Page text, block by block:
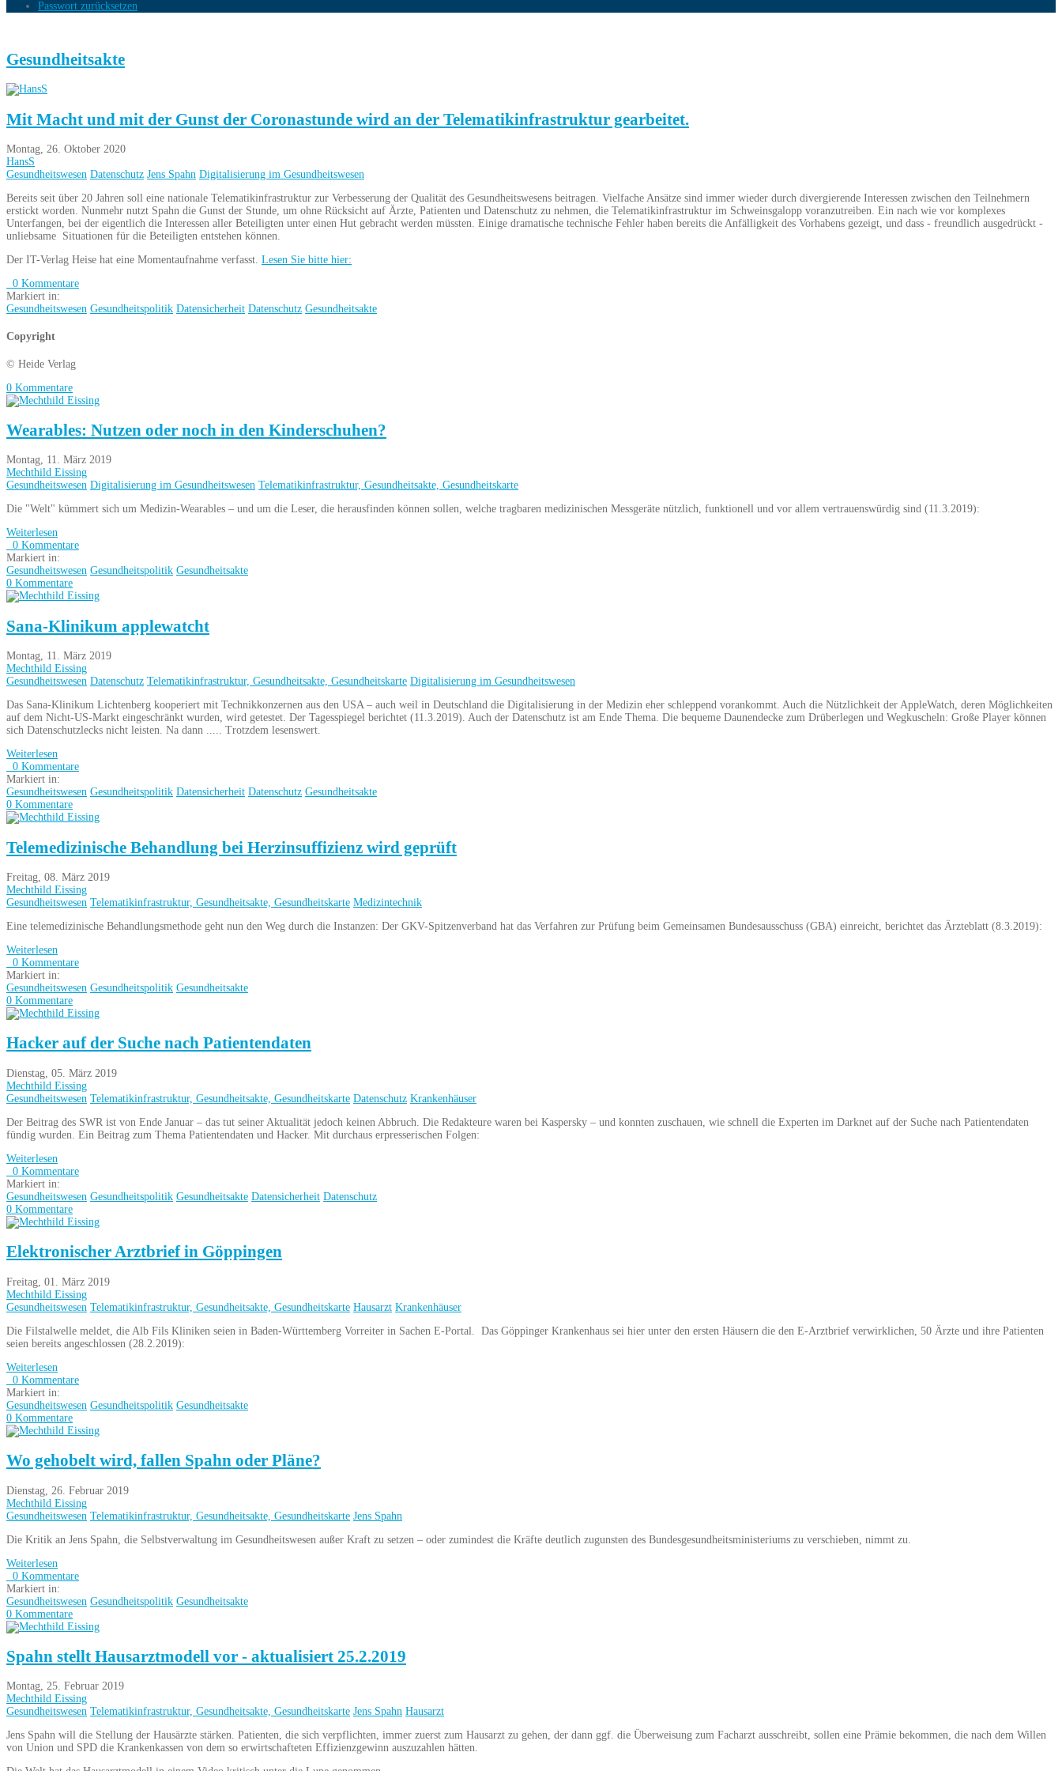
Passwort zurücksetzen
Gesundheitsakte
Mit Macht und mit der Gunst der Coronastunde wird an der Telematikinfrastruktur gearbeitet.
Montag, 26. Oktober 2020
HansS
Gesundheitswesen Datenschutz Jens Spahn Digitalisierung im Gesundheitswesen
Bereits seit über 20 Jahren soll eine nationale Telematikinfrastruktur zur Verbesserung der Qualität des Gesundheitswesens beitragen. Vielfache Ansätze sind immer wieder durch divergierende Interessen zwischen den Teilnehmern
erstickt worden. Nunmehr nutzt Spahn die Gunst der Stunde, um ohne Rücksicht auf Ärzte, Patienten und Datenschutz zu nehmen, die Telematikinfrastruktur im Schweinsgalopp voranzutreiben. Ein nach wie vor komplexes
Unterfangen, bei der eigentlich die Interessen aller Beteiligten unter einen Hut gebracht werden müssten. Einige dramatische technische Fehler haben bereits die Anfälligkeit des Vorhabens gezeigt, und dass - freundlich ausgedrückt -
unliebsame Situationen für die Beteiligten entstehen können.
Der IT-Verlag Heise hat eine Momentaufnahme verfasst. Lesen Sie bitte hier:
0 Kommentare
Markiert in:
Gesundheitswesen Gesundheitspolitik Datensicherheit Datenschutz Gesundheitsakte
Copyright
© Heide Verlag
0 Kommentare
Wearables: Nutzen oder noch in den Kinderschuhen?
Montag, 11. März 2019
Mechthild Eissing
Gesundheitswesen Digitalisierung im Gesundheitswesen Telematikinfrastruktur, Gesundheitsakte, Gesundheitskarte
Die "Welt" kümmert sich um Medizin-Wearables – und um die Leser, die herausfinden können sollen, welche tragbaren medizinischen Messgeräte nützlich, funktionell und vor allem vertrauenswürdig sind (11.3.2019):
Weiterlesen
0 Kommentare
Markiert in:
Gesundheitswesen Gesundheitspolitik Gesundheitsakte
0 Kommentare
Sana-Klinikum applewatcht
Montag, 11. März 2019
Mechthild Eissing
Gesundheitswesen Datenschutz Telematikinfrastruktur, Gesundheitsakte, Gesundheitskarte Digitalisierung im Gesundheitswesen
Das Sana-Klinikum Lichtenberg kooperiert mit Technikkonzernen aus den USA – auch weil in Deutschland die Digitalisierung in der Medizin eher schleppend vorankommt. Auch die Nützlichkeit der AppleWatch, deren Möglichkeiten
auf dem Nicht-US-Markt eingeschränkt wurden, wird getestet. Der Tagesspiegel berichtet (11.3.2019). Auch der Datenschutz ist am Ende Thema. Die bequeme Daunendecke zum Drüberlegen und Wegkuscheln: Große Player können
sich Datenschutzlecks nicht leisten. Na dann ..... Trotzdem lesenswert.
Weiterlesen
0 Kommentare
Markiert in:
Gesundheitswesen Gesundheitspolitik Datensicherheit Datenschutz Gesundheitsakte
0 Kommentare
Telemedizinische Behandlung bei Herzinsuffizienz wird geprüft
Freitag, 08. März 2019
Mechthild Eissing
Gesundheitswesen Telematikinfrastruktur, Gesundheitsakte, Gesundheitskarte Medizintechnik
Eine telemedizinische Behandlungsmethode geht nun den Weg durch die Instanzen: Der GKV-Spitzenverband hat das Verfahren zur Prüfung beim Gemeinsamen Bundesausschuss (GBA) einreicht, berichtet das Ärzteblatt (8.3.2019):
Weiterlesen
0 Kommentare
Markiert in:
Gesundheitswesen Gesundheitspolitik Gesundheitsakte
0 Kommentare
Hacker auf der Suche nach Patientendaten
Dienstag, 05. März 2019
Mechthild Eissing
Gesundheitswesen Telematikinfrastruktur, Gesundheitsakte, Gesundheitskarte Datenschutz Krankenhäuser
Der Beitrag des SWR ist von Ende Januar – das tut seiner Aktualität jedoch keinen Abbruch. Die Redakteure waren bei Kaspersky – und konnten zuschauen, wie schnell die Experten im Darknet auf der Suche nach Patientendaten
fündig wurden. Ein Beitrag zum Thema Patientendaten und Hacker. Mit durchaus erpresserischen Folgen:
Weiterlesen
0 Kommentare
Markiert in:
Gesundheitswesen Gesundheitspolitik Gesundheitsakte Datensicherheit Datenschutz
0 Kommentare
Elektronischer Arztbrief in Göppingen
Freitag, 01. März 2019
Mechthild Eissing
Gesundheitswesen Telematikinfrastruktur, Gesundheitsakte, Gesundheitskarte Hausarzt Krankenhäuser
Die Filstalwelle meldet, die Alb Fils Kliniken seien in Baden-Württemberg Vorreiter in Sachen E-Portal. Das Göppinger Krankenhaus sei hier unter den ersten Häusern die den E-Arztbrief verwirklichen, 50 Ärzte und ihre Patienten
seien bereits angeschlossen (28.2.2019):
Weiterlesen
0 Kommentare
Markiert in:
Gesundheitswesen Gesundheitspolitik Gesundheitsakte
0 Kommentare
Wo gehobelt wird, fallen Spahn oder Pläne?
Dienstag, 26. Februar 2019
Mechthild Eissing
Gesundheitswesen Telematikinfrastruktur, Gesundheitsakte, Gesundheitskarte Jens Spahn
Die Kritik an Jens Spahn, die Selbstverwaltung im Gesundheitswesen außer Kraft zu setzen – oder zumindest die Kräfte deutlich zugunsten des Bundesgesundheitsministeriums zu verschieben, nimmt zu.
Weiterlesen
0 Kommentare
Markiert in:
Gesundheitswesen Gesundheitspolitik Gesundheitsakte
0 Kommentare
Spahn stellt Hausarztmodell vor - aktualisiert 25.2.2019
Montag, 25. Februar 2019
Mechthild Eissing
Gesundheitswesen Telematikinfrastruktur, Gesundheitsakte, Gesundheitskarte Jens Spahn Hausarzt
Jens Spahn will die Stellung der Hausärzte stärken. Patienten, die sich verpflichten, immer zuerst zum Hausarzt zu gehen, der dann ggf. die Überweisung zum Facharzt ausschreibt, sollen eine Prämie bekommen, die nach dem Willen
von Union und SPD die Krankenkassen von dem so erwirtschafteten Effizienzgewinn auszuzahlen hätten.